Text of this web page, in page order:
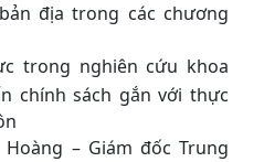
địa trong các chương
trong nghiên cứu khoa
chính sách gắn với thực
– Giám đốc Trung